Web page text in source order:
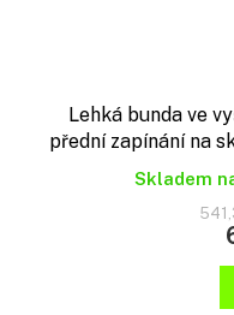
Lehká bunda ve
přední zapínání na
Skladem